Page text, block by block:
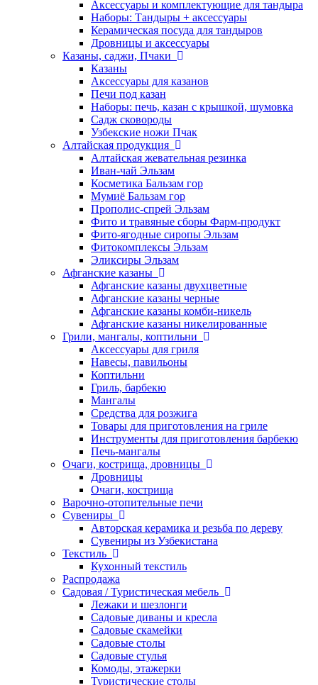
Аксессуары и комплектующие для тандыра
Наборы: Тандыры + аксессуары
Керамическая посуда для тандыров
Дровницы и аксессуары
Казаны, саджи, Пчаки
Казаны
Аксессуары для казанов
Печи под казан
Наборы: печь, казан с крышкой, шумовка
Садж сковороды
Узбекские ножи Пчак
Алтайская продукция
Алтайская жевательная резинка
Иван-чай Эльзам
Косметика Бальзам гор
Мумиё Бальзам гор
Прополис-спрей Эльзам
Фито и травяные сборы Фарм-продукт
Фито-ягодные сиропы Эльзам
Фитокомплексы Эльзам
Эликсиры Эльзам
Афганские казаны
Афганские казаны двухцветные
Афганские казаны черные
Афганские казаны комби-никель
Афганские казаны никелированные
Грили, мангалы, коптильни
Аксессуары для гриля
Навесы, павильоны
Коптильни
Гриль, барбекю
Мангалы
Средства для розжига
Товары для приготовления на гриле
Инструменты для приготовления барбекю
Печь-мангалы
Очаги, кострища, дровницы
Дровницы
Очаги, кострища
Варочно-отопительные печи
Сувениры
Авторская керамика и резьба по дереву
Сувениры из Узбекистана
Текстиль
Кухонный текстиль
Распродажа
Садовая / Туристическая мебель
Лежаки и шезлонги
Садовые диваны и кресла
Садовые скамейки
Садовые столы
Садовые стулья
Комоды, этажерки
Туристические столы